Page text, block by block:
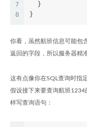
7
8
  }
}
你看，虽然航班信息可能包
返回的字段，所以服务器精
这有点像你在SQL查询时指
假设接下来要查询航班
样写查询语句：